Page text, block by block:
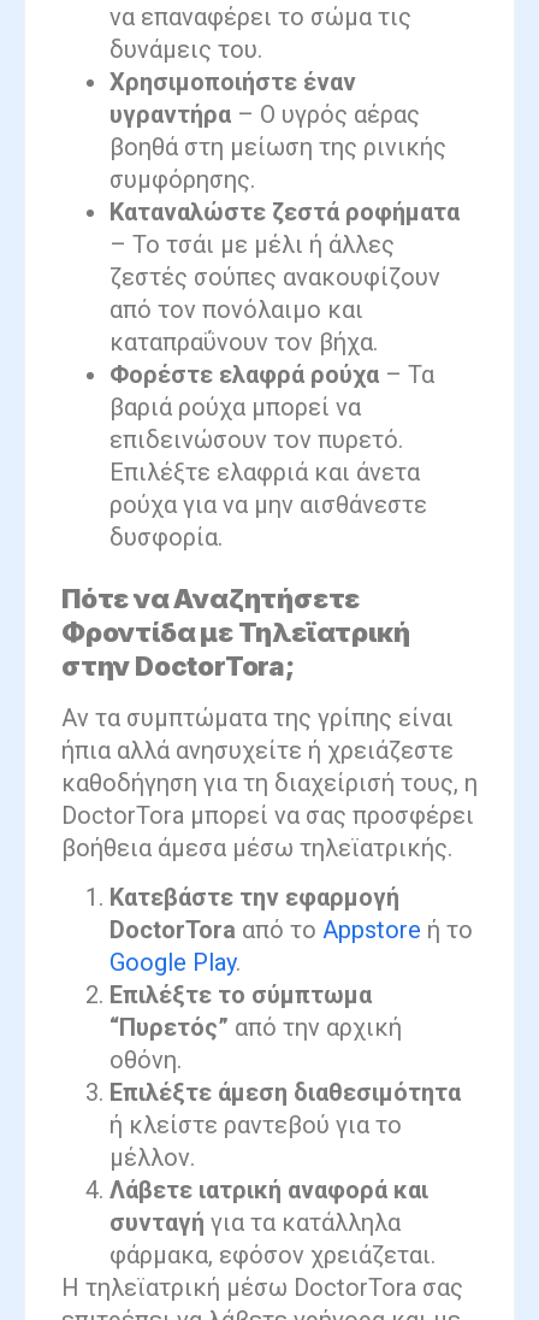
να επαναφέρει το σώμα τις
δυνάμεις του.
Χρησιμοποιήστε έναν
υγραντήρα – Ο υγρός αέρας
βοηθά στη μείωση της ρινικής
συμφόρησης.
Καταναλώστε ζεστά ροφήματα
– Το τσάι με μέλι ή άλλες
ζεστές σούπες ανακουφίζουν
από τον πονόλαιμο και
καταπραΰνουν τον βήχα.
Φορέστε ελαφρά ρούχα – Τα
βαριά ρούχα μπορεί να
επιδεινώσουν τον πυρετό.
Επιλέξτε ελαφριά και άνετα
ρούχα για να μην αισθάνεστε
δυσφορία.
Πότε να Αναζητήσετε
Φροντίδα με Τηλεϊατρική
στην DoctorTora;
Αν τα συμπτώματα της γρίπης είναι
ήπια αλλά ανησυχείτε ή χρειάζεστε
καθοδήγηση για τη διαχείρισή τους, η
DoctorTora μπορεί να σας προσφέρει
βοήθεια άμεσα μέσω τηλεϊατρικής.
Κατεβάστε την εφαρμογή
DoctorTora από το Appstore ή το
Google Play.
Επιλέξτε το σύμπτωμα
“Πυρετός” από την αρχική
οθόνη.
Επιλέξτε άμεση διαθεσιμότητα
ή κλείστε ραντεβού για το
μέλλον.
Λάβετε ιατρική αναφορά και
συνταγή για τα κατάλληλα
φάρμακα, εφόσον χρειάζεται.
Η τηλεϊατρική μέσω DoctorTora σας